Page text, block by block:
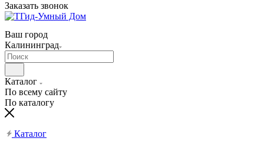
Заказать звонок
Ваш город
Калининград
Каталог
По всему сайту
По каталогу
Каталог